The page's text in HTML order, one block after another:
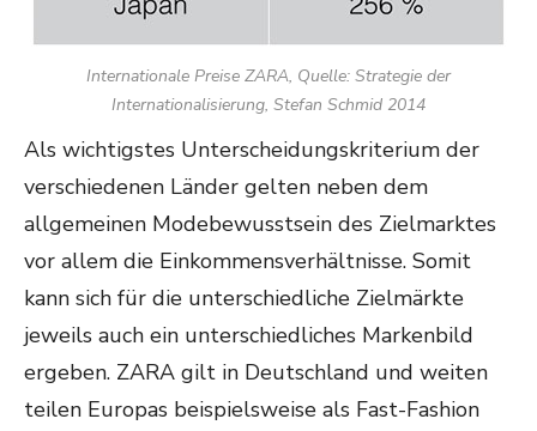
Internationale Preise ZARA, Quelle: Strategie der
Internationalisierung, Stefan Schmid 2014
Als wichtigstes Unterscheidungskriterium der
verschiedenen Länder gelten neben dem
allgemeinen Modebewusstsein des Zielmarktes
vor allem die Einkommensverhältnisse. Somit
kann sich für die unterschiedliche Zielmärkte
jeweils auch ein unterschiedliches Markenbild
ergeben. ZARA gilt in Deutschland und weiten
teilen Europas beispielsweise als Fast-Fashion